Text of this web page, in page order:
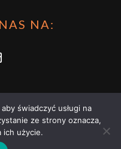
NA:
PLIKI COOKIES |
świadczyć usługi na
ze strony oznacza,
ich użycie.